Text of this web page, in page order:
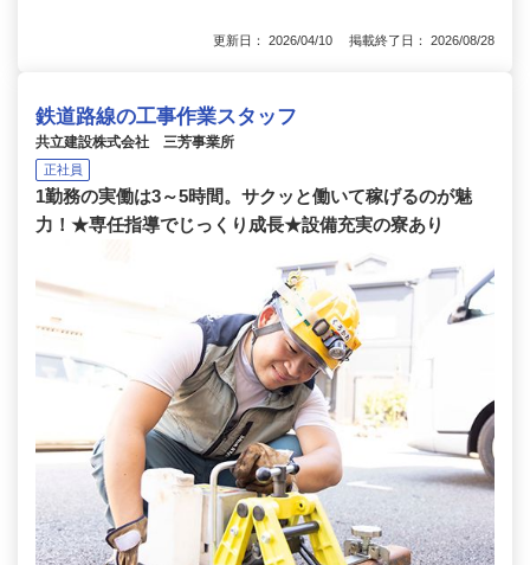
更新日： 2026/04/10 掲載終了日： 2026/08/28
鉄道路線の工事作業スタッフ
共立建設株式会社 三芳事業所
正社員
1勤務の実働は3～5時間。サクッと働いて稼げるのが魅
力！★専任指導でじっくり成長★設備充実の寮あり